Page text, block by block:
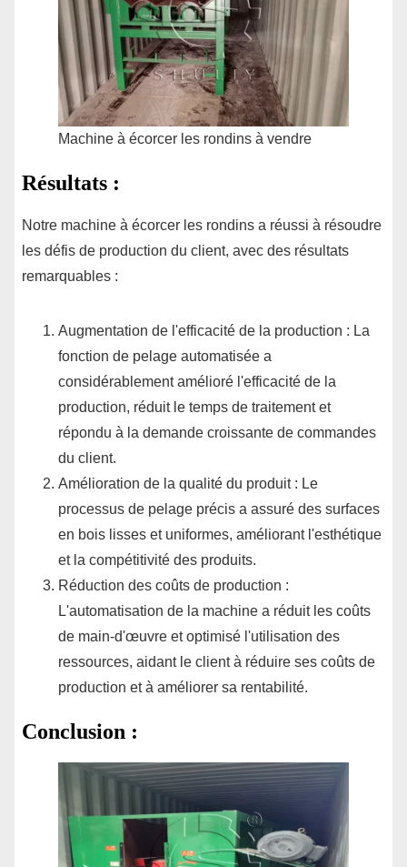
Machine à écorcer les rondins à vendre
Résultats :
Notre machine à écorcer les rondins a réussi à résoudre
les défis de production du client, avec des résultats
remarquables :
Augmentation de l'efficacité de la production : La
fonction de pelage automatisée a
considérablement amélioré l'efficacité de la
production, réduit le temps de traitement et
répondu à la demande croissante de commandes
du client.
Amélioration de la qualité du produit : Le
processus de pelage précis a assuré des surfaces
en bois lisses et uniformes, améliorant l'esthétique
et la compétitivité des produits.
Réduction des coûts de production :
L'automatisation de la machine a réduit les coûts
de main-d'œuvre et optimisé l'utilisation des
ressources, aidant le client à réduire ses coûts de
production et à améliorer sa rentabilité.
Conclusion :